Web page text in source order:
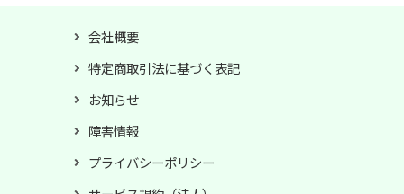
会社概要
特定商取引法に基づく表記
お知らせ
障害情報
プライバシーポリシー